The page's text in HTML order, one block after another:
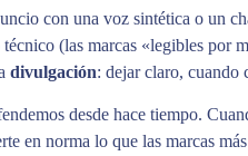
con una voz sintética o un
(las marcas «legibles por
divulgación: dejar claro, cuando
desde hace tiempo.
en norma lo que las marcas